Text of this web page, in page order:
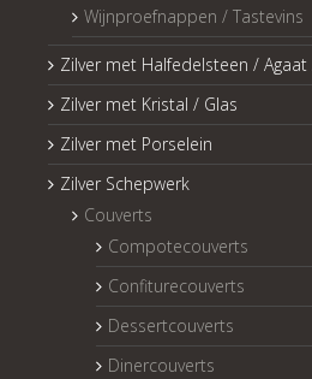
Wijnproefnappen / Tastevins
Zilver met Halfedelsteen /
Zilver met Kristal / Glas
Zilver met Porselein
Zilver Schepwerk
Couverts
Compotecouverts
Confiturecouverts
Dessertcouverts
Dinercouverts